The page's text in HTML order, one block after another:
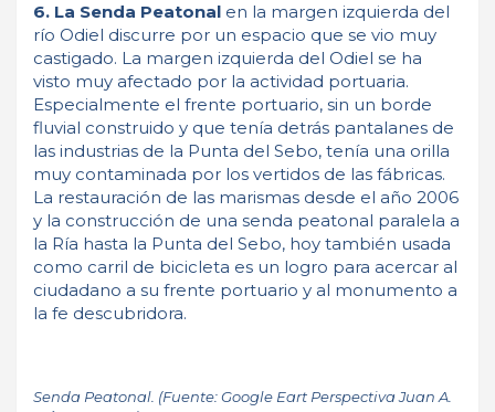
6. La Senda Peatonal en la margen izquierda del
río Odiel discurre por un espacio que se vio muy
castigado. La margen izquierda del Odiel se ha
visto muy afectado por la actividad portuaria.
Especialmente el frente portuario, sin un borde
fluvial construido y que tenía detrás pantalanes de
las industrias de la Punta del Sebo, tenía una orilla
muy contaminada por los vertidos de las fábricas.
La restauración de las marismas desde el año 2006
y la construcción de una senda peatonal paralela a
la Ría hasta la Punta del Sebo, hoy también usada
como carril de bicicleta es un logro para acercar al
ciudadano a su frente portuario y al monumento a
la fe descubridora.
Senda Peatonal. (Fuente: Google Eart Perspectiva Juan A.